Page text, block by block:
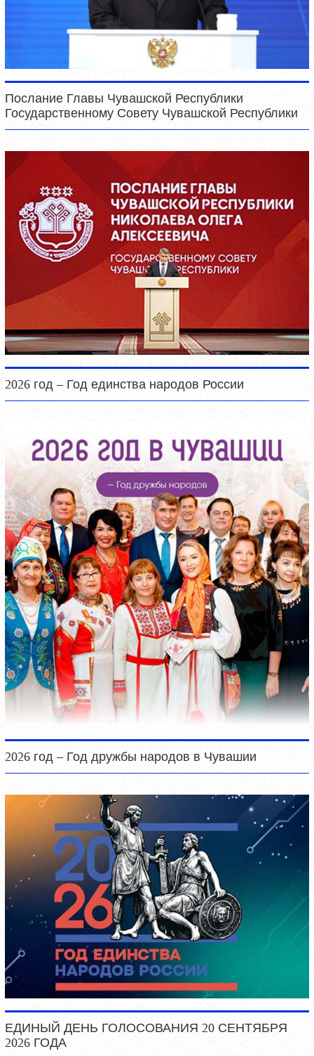
Послание Главы Чувашской Республики
Государственному Совету Чувашской Республики
2026 год – Год единства народов России
2026 год – Год дружбы народов в Чувашии
ЕДИНЫЙ ДЕНЬ ГОЛОСОВАНИЯ 20 СЕНТЯБРЯ
2026 ГОДА